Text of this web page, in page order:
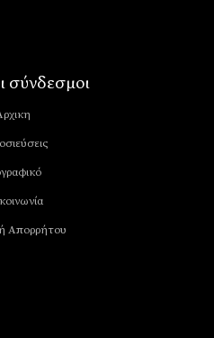
σύνδεσμοι
Απορρήτου